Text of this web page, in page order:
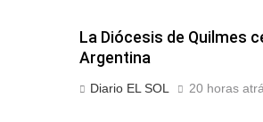
La Diócesis de Quilmes
Argentina
Diario EL SOL 20 horas